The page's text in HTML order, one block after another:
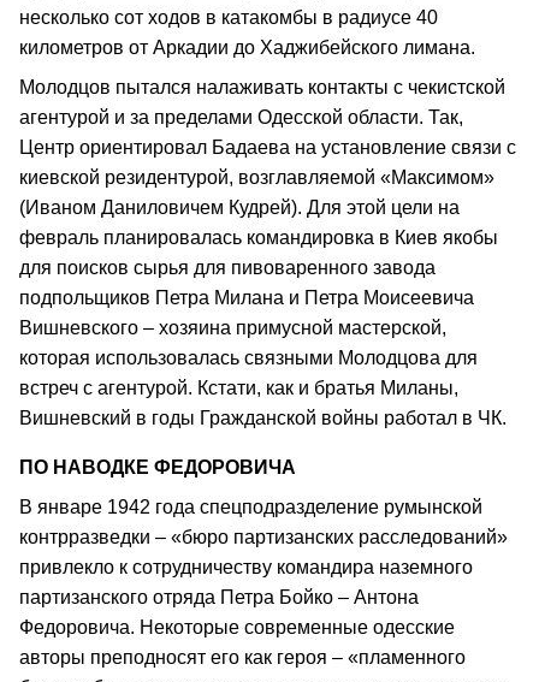
несколько сот ходов в катакомбы в радиусе 40
километров от Аркадии до Хаджибейского лимана.
Молодцов пытался налаживать контакты с чекистской
агентурой и за пределами Одесской области. Так,
Центр ориентировал Бадаева на установление связи с
киевской резидентурой, возглавляемой «Максимом»
(Иваном Даниловичем Кудрей). Для этой цели на
февраль планировалась командировка в Киев якобы
для поисков сырья для пивоваренного завода
подпольщиков Петра Милана и Петра Моисеевича
Вишневского – хозяина примусной мастерской,
которая использовалась связными Молодцова для
встреч с агентурой. Кстати, как и братья Миланы,
Вишневский в годы Гражданской войны работал в ЧК.
ПО НАВОДКЕ ФЕДОРОВИЧА
В январе 1942 года спецподразделение румынской
контрразведки – «бюро партизанских расследований»
привлекло к сотрудничеству командира наземного
партизанского отряда Петра Бойко – Антона
Федоровича. Некоторые современные одесские
авторы преподносят его как героя – «пламенного